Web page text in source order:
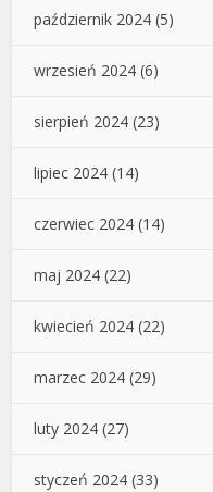
październik 2024 (5)
wrzesień 2024 (6)
sierpień 2024 (23)
lipiec 2024 (14)
czerwiec 2024 (14)
maj 2024 (22)
kwiecień 2024 (22)
marzec 2024 (29)
luty 2024 (27)
styczeń 2024 (33)